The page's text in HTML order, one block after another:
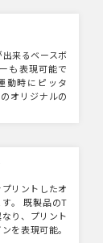
来るベースボ
も表現可能で
動時にピッタ
オリジナルの
リントしたオ
。 既製品のT
り、プリント
を表現可能。